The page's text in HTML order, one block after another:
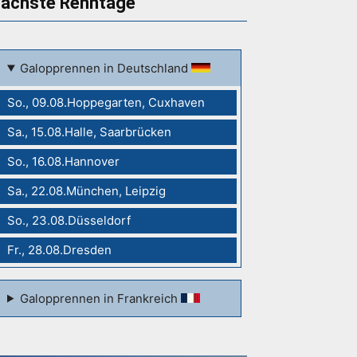
Galopprennen in Deutschland
So., 09.08.Hoppegarten, Cuxhaven
Sa., 15.08.Halle, Saarbrücken
So., 16.08.Hannover
Sa., 22.08.München, Leipzig
So., 23.08.Düsseldorf
Fr., 28.08.Dresden
Galopprennen in Frankreich